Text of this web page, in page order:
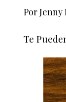
Por
Te